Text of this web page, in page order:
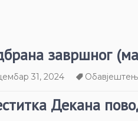
завршног
31, 2024
Декана